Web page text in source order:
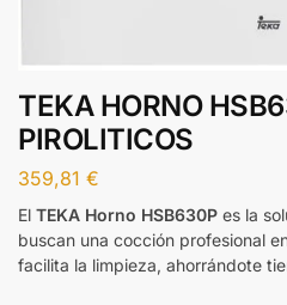
TEKA HORNO
PIROLITICOS
359,81 €
El TEKA Horno HSB630P es la
buscan una cocción profesional
facilita la limpieza, ahorrándote